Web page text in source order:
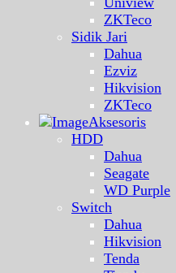
ZKTeco
Sidik Jari
Dahua
Ezviz
Hikvision
ZKTeco
Aksesoris
HDD
Dahua
Seagate
WD Purple
Switch
Dahua
Hikvision
Tenda